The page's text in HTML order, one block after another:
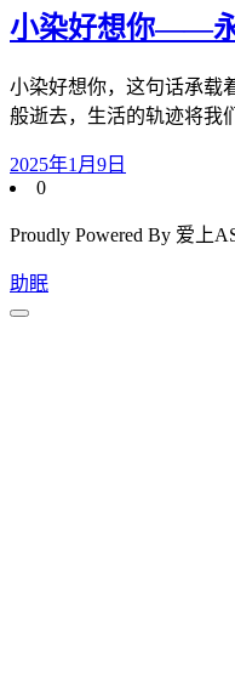
小染好想你——
小染好想你，这句话承载
般逝去，生活的轨迹将我
2025年1月9日
0
Proudly Powered By 爱上
助眠